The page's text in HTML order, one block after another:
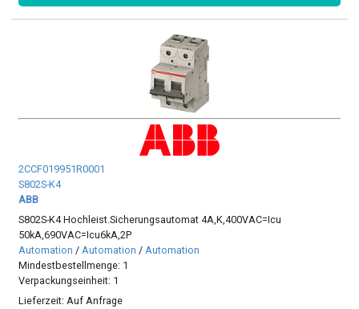
2CCF019951R0001
S802S-K4
ABB
S802S-K4 Hochleist.Sicherungsautomat 4A,K,400VAC=Icu
50kA,690VAC=Icu6kA,2P
Automation /Automation /Automation
Mindestbestellmenge: 1
Verpackungseinheit: 1
Lieferzeit:Auf Anfrage